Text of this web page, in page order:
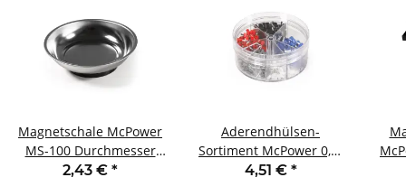
Magnetschale McPower
MS-100 Durchmesser
Ø108mm gummierter
2,43 € *
Aderendhülsen-
Sortiment McPower 0,5-
2,5mm² isoliert
4,51 € *